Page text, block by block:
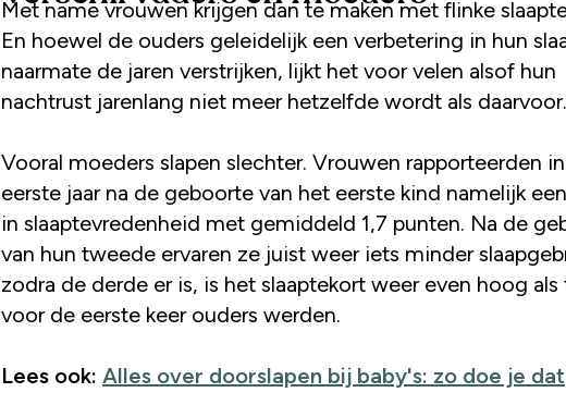
Met name vrouwen krijgen dan te maken met flinke
En hoewel de ouders geleidelijk een verbetering in hun
naarmate de jaren verstrijken, lijkt het voor velen alsof hun
nachtrust jarenlang niet meer hetzelfde wordt als daarvoor.
Vooral moeders slapen slechter. Vrouwen rapporteerden
eerste jaar na de geboorte van het eerste kind namelijk
in slaaptevredenheid met gemiddeld 1,7 punten. Na de
van hun tweede ervaren ze juist weer iets minder
zodra de derde er is, is het slaaptekort weer even hoog
voor de eerste keer ouders werden.
Lees ook: Alles over doorslapen bij baby's: zo doe je dat